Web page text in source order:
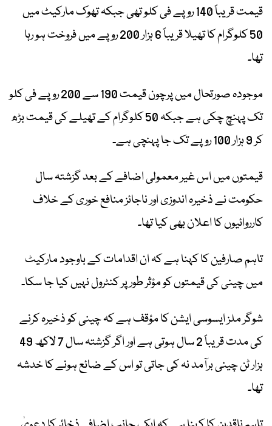
قیمت قریباً 140 روپے فی کلو تھی جبکہ تھوک مارکیٹ میں
50 کلوگرام کا تھیلا قریباً 6 ہزار 200 روپے میں فروخت ہو رہا
تھا۔
موجودہ صورتحال میں پرچون قیمت 190 سے 200 روپے فی کلو
تک پہنچ چکی ہے جبکہ 50 کلوگرام کے تھیلے کی قیمت بڑھ
کر 9 ہزار 100 روپے تک جا پہنچی ہے۔
قیمتوں میں اس غیر معمولی اضافے کے بعد گزشتہ سال
حکومت نے ذخیرہ اندوزی اور ناجائز منافع خوری کے خلاف
کارروائیوں کا اعلان بھی کیا تھا۔
تاہم صارفین کا کہنا ہے کہ ان اقدامات کے باوجود مارکیٹ
میں چینی کی قیمتوں کو مؤثر طور پر کنٹرول نہیں کیا جا سکا۔
شوگر ملز ایسوسی ایشن کا مؤقف ہے کہ چینی کو ذخیرہ کرنے
کی مدت قریباً 2 سال ہوتی ہے اور اگر گزشتہ سال 7 لاکھ 49
ہزار ٹن چینی برآمد نہ کی جاتی تو اس کے ضائع ہونے کا خدشہ
تھا۔